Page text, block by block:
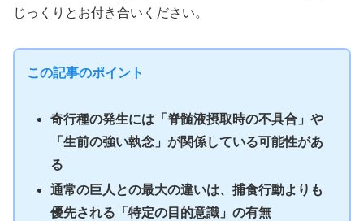
じっくりとお付き合いください。
この記事のポイント
奇行種の発生には「脊髄液摂取時の不具合」や
「生前の強い執念」が関係している可能性があ
る
通常の巨人との最大の違いは、捕食行動よりも
優先される「特定の目的意識」の有無